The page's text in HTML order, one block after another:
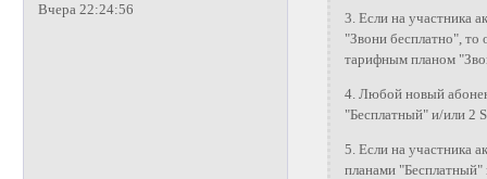
Вчера 22:24:56
3. Если на участника
"Звони бесплатно", то
тарифным планом
4. Любой новый
"Бесплатный" и/или 2
5. Если на участника
планами